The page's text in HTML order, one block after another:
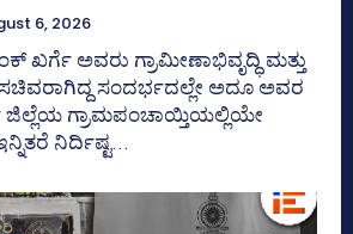
6, 2026
ಖರ್ಗೆ ಅವರು ಗ್ರಾಮೀಣಾಭಿವೃದ್ಧಿ ಮತ್ತು
ಸಂದರ್ಭದಲ್ಲೇ ಅದೂ ಅವರ
ಜಿಲ್ಲೆಯ ಗ್ರಾಮಪಂಚಾಯ್ತಿಯಲ್ಲಿಯೇ
ನಿರ್ದಿಷ್ಟ...